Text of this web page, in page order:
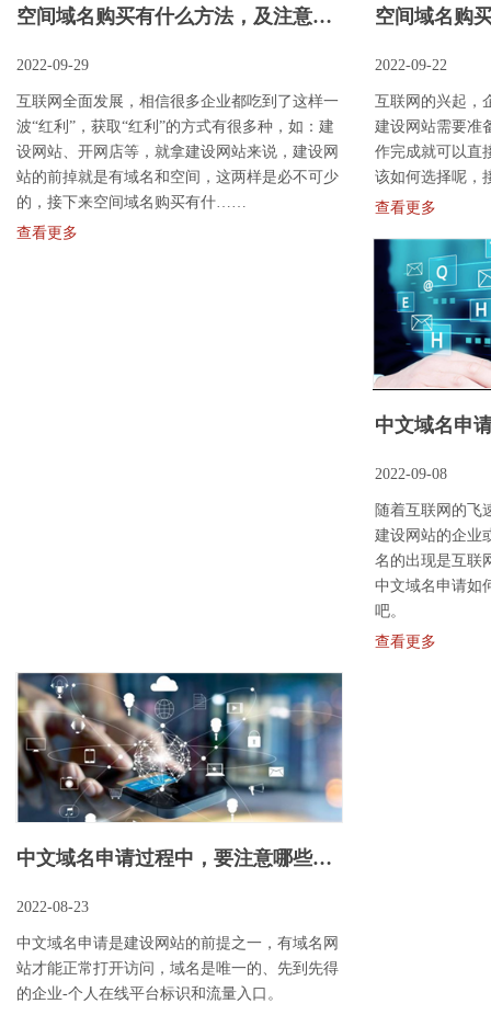
空间域名购买有什么方法，及注意事项
2022-09-29
互联网全面发展，相信很多企业都吃到了这样一
波“红利”，获取“红利”的方式有很多种，如：建
设网站、开网店等，就拿建设网站来说，建设网
站的前掉就是有域名和空间，这两样是必不可少
的，接下来空间域名购买​有什……
查看更多
空间域名购
2022-09-22
互联网的兴起，
建设网站需要准
作完成就可以直
该如何选择呢，
查看更多
2022-09-08
随着互联网的飞
建设网站的企业
名的出现是互联
中文域名申请​如
吧。
查看更多
中文域名申请过程中，要注意哪些细节
2022-08-23
中文域名申请​是建设网站的前提之一，有域名网
站才能正常打开访问，域名是唯一的、先到先得
的企业-个人在线平台标识和流量入口。